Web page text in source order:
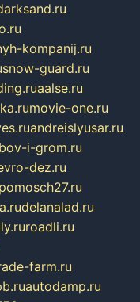
kompanij.ru
snow-guard.ru
aalse.ru
movie-one.ru
andreislyusar.ru
i-grom.ru
dez.ru
delanalad.ru
roadli.ru
farm.ru
autodamp.ru